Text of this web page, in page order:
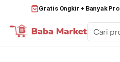
Gratis Ongkir + Banyak